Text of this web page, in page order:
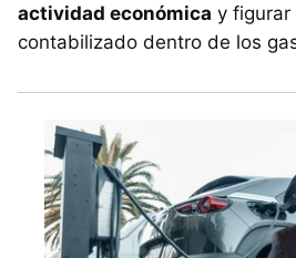
actividad económica y figurar
contabilizado dentro de los